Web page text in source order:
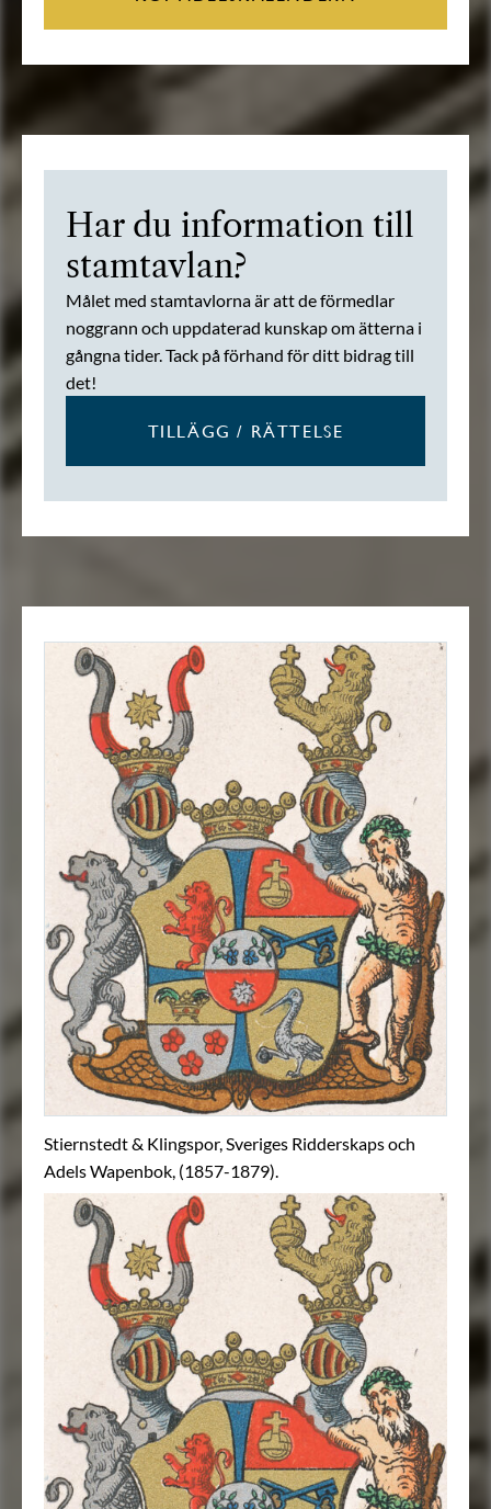
Har du information till
stamtavlan?
Målet med stamtavlorna är att de förmedlar
noggrann och uppdaterad kunskap om ätterna i
gångna tider. Tack på förhand för ditt bidrag till
det!
TILLÄGG / RÄTTELSE
Stiernstedt & Klingspor, Sveriges Ridderskaps och
Adels Wapenbok, (1857-1879).